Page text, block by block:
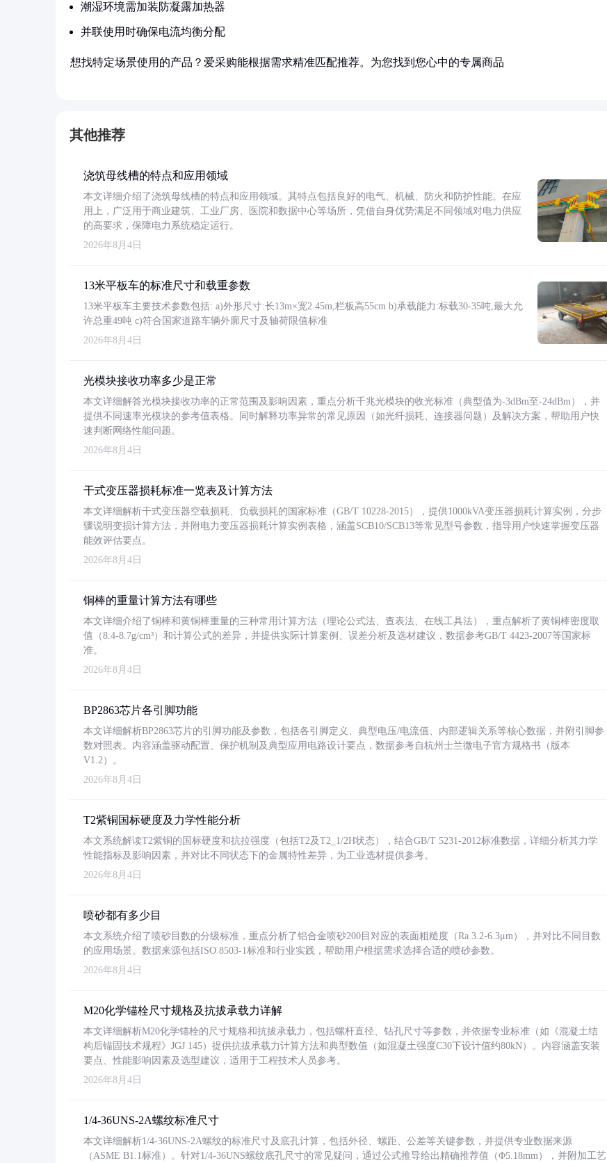
潮湿环境需加装防凝露加热器
并联使用时确保电流均衡分配
想找特定场景使用的产品？爱采购能根据需求精准匹配推荐。为您找到您心中的专属商品
其他推荐
浇筑母线槽的特点和应用领域
本文详细介绍了浇筑母线槽的特点和应用领域。其特点包括良好的电气、机械、防火和防护性能。在应
用上，广泛用于商业建筑、工业厂房、医院和数据中心等场所，凭借自身优势满足不同领域对电力供应
的高要求，保障电力系统稳定运行。
2026年8月4日
13米平板车的标准尺寸和载重参数
13米平板车主要技术参数包括: a)外形尺寸:长13m×宽2.45m,栏板高55cm b)承载能力:标载30-35吨,最大允
许总重49吨 c)符合国家道路车辆外廓尺寸及轴荷限值标准
2026年8月4日
光模块接收功率多少是正常
本文详细解答光模块接收功率的正常范围及影响因素，重点分析千兆光模块的收光标准（典型值为-3dBm至-24dBm），并
提供不同速率光模块的参考值表格。同时解释功率异常的常见原因（如光纤损耗、连接器问题）及解决方案，帮助用户快
速判断网络性能问题。
2026年8月4日
干式变压器损耗标准一览表及计算方法
本文详细解析干式变压器空载损耗、负载损耗的国家标准（GB/T 10228-2015），提供1000kVA变压器损耗计算实例，分步
骤说明变损计算方法，并附电力变压器损耗计算实例表格，涵盖SCB10/SCB13等常见型号参数，指导用户快速掌握变压器
能效评估要点。
2026年8月4日
铜棒的重量计算方法有哪些
本文详细介绍了铜棒和黄铜棒重量的三种常用计算方法（理论公式法、查表法、在线工具法），重点解析了黄铜棒密度取
值（8.4-8.7g/cm³）和计算公式的差异，并提供实际计算案例、误差分析及选材建议，数据参考GB/T 4423-2007等国家标
准。
2026年8月4日
BP2863芯片各引脚功能
本文详细解析BP2863芯片的引脚功能及参数，包括各引脚定义、典型电压/电流值、内部逻辑关系等核心数据，并附引脚参
数对照表。内容涵盖驱动配置、保护机制及典型应用电路设计要点，数据参考自杭州士兰微电子官方规格书（版本
V1.2）。
2026年8月4日
T2紫铜国标硬度及力学性能分析
本文系统解读T2紫铜的国标硬度和抗拉强度（包括T2及T2_1/2H状态），结合GB/T 5231-2012标准数据，详细分析其力学
性能指标及影响因素，并对比不同状态下的金属特性差异，为工业选材提供参考。
2026年8月4日
喷砂都有多少目
本文系统介绍了喷砂目数的分级标准，重点分析了铝合金喷砂200目对应的表面粗糙度（Ra 3.2-6.3μm），并对比不同目数
的应用场景。数据来源包括ISO 8503-1标准和行业实践，帮助用户根据需求选择合适的喷砂参数。
2026年8月4日
M20化学锚栓尺寸规格及抗拔承载力详解
本文详细解析M20化学锚栓的尺寸规格和抗拔承载力，包括螺杆直径、钻孔尺寸等参数，并依据专业标准（如《混凝土结
构后锚固技术规程》JGJ 145）提供抗拔承载力计算方法和典型数值（如混凝土强度C30下设计值约80kN）。内容涵盖安装
要点、性能影响因素及选型建议，适用于工程技术人员参考。
2026年8月4日
1/4-36UNS-2A螺纹标准尺寸
本文详细解析1/4-36UNS-2A螺纹的标准尺寸及底孔计算，包括外径、螺距、公差等关键参数，并提供专业数据来源
（ASME B1.1标准）。针对1/4-36UNS螺纹底孔尺寸的常见疑问，通过公式推导给出精确推荐值（Φ5.18mm），并附加工艺